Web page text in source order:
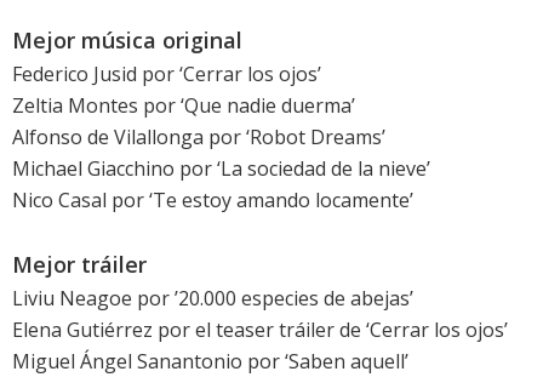
Mejor música original
Federico Jusid por ‘Cerrar los ojos’
Zeltia Montes por ‘Que nadie duerma’
Alfonso de Vilallonga por ‘Robot Dreams’
Michael Giacchino por ‘La sociedad de la nieve’
Nico Casal por ‘Te estoy amando locamente’
Mejor tráiler
Liviu Neagoe por ’20.000 especies de abejas’
Elena Gutiérrez por el teaser tráiler de ‘Cerrar los ojos’
Miguel Ángel Sanantonio por ‘Saben aquell’